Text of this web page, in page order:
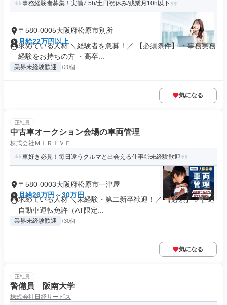
事務経験者募集！実働7.5h/土日祝休み/残業月10h以下
〒580-0005大阪府松原市別所
月給22万円以上
求めている人材 ＼経験者を急募！／ 【必須条件】 ・事務実務
経験をお持ちの方 ・高卒...
業界未経験歓迎 +20個
気になる
正社員
中古車オークション会場の車両管理
株式会社ＭＩＲＩＶＥ
車好き必見！毎日違うクルマと出会える仕事◎未経験歓迎
〒580-0003大阪府松原市一津屋
月給26万円～30万円
求めている人材 ＼未経験・第二新卒歓迎！／ 【必須】 ✅普通
自動車運転免許（AT限定...
業界未経験歓迎 +30個
気になる
正社員
警備員 阪南大学
株式会社日経サービス